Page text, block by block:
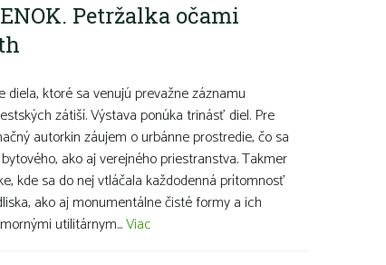
Petržalka očami
diela, ktoré sa venujú prevažne záznamu
zátiší. Výstava ponúka trinásť diel. Pre
autorkin záujem o urbánne prostredie, čo sa
ako aj verejného priestranstva. Takmer
kde sa do nej vtláčala každodenná prítomnosť
ako aj monumentálne čisté formy a ich
utilitárnym...Viac